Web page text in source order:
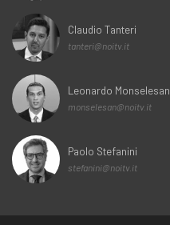
Claudio Tanteri
tanteri@noitv.it
Leonardo Monselesan
monselesan@noitv.it
Paolo Stefanini
stefanini@noitv.it